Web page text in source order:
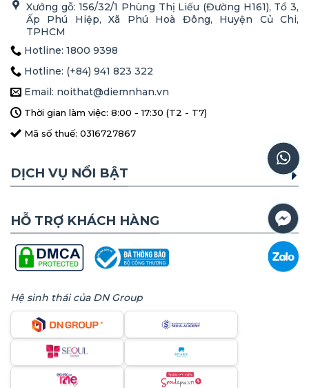
Xưởng gỗ: 156/32/1 Phùng Thị Liếu (Đường H161), Tổ 3,
Ấp Phú Hiệp, Xã Phú Hoà Đông, Huyện Củ Chi,
TPHCM
Hotline: 1800 9398
Hotline: (+84) 941 823 322
Email: noithat@diemnhan.vn
Thời gian làm việc: 8:00 - 17:30 (T2 - T7)
Mã số thuế: 0316727867
DỊCH VỤ NỔI BẬT
HỖ TRỢ KHÁCH HÀNG
Hệ sinh thái của DN Group